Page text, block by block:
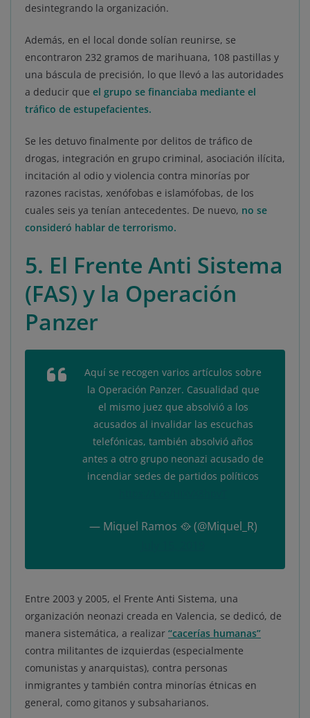
desintegrando la organización.
Además, en el local donde solían reunirse, se
encontraron 232 gramos de marihuana, 108 pastillas y
una báscula de precisión, lo que llevó a las autoridades
a deducir que el grupo se financiaba mediante el
tráfico de estupefacientes.
Se les detuvo finalmente por delitos de tráfico de
drogas, integración en grupo criminal, asociación ilícita,
incitación al odio y violencia contra minorías por
razones racistas, xenófobas e islamófobas, de los
cuales seis ya tenían antecedentes. De nuevo, no se
consideró hablar de terrorismo.
5. El Frente Anti Sistema
(FAS) y la Operación
Panzer
Aquí se recogen varios artículos sobre
la Operación Panzer. Casualidad que
el mismo juez que absolvió a los
acusados al invalidar las escuchas
telefónicas, también absolvió años
antes a otro grupo neonazi acusado de
incendiar sedes de partidos políticos
— Miquel Ramos 🥘 (@Miquel_R)
Entre 2003 y 2005, el Frente Anti Sistema, una
organización neonazi creada en Valencia, se dedicó, de
manera sistemática, a realizar “cacerías humanas”
contra militantes de izquierdas (especialmente
comunistas y anarquistas), contra personas
inmigrantes y también contra minorías étnicas en
general, como gitanos y subsaharianos.